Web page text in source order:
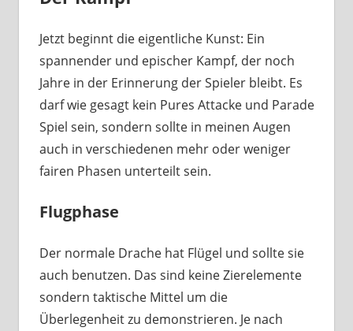
Jetzt beginnt die eigentliche Kunst: Ein
spannender und epischer Kampf, der noch
Jahre in der Erinnerung der Spieler bleibt. Es
darf wie gesagt kein Pures Attacke und Parade
Spiel sein, sondern sollte in meinen Augen
auch in verschiedenen mehr oder weniger
fairen Phasen unterteilt sein.
Flugphase
Der normale Drache hat Flügel und sollte sie
auch benutzen. Das sind keine Zierelemente
sondern taktische Mittel um die
Überlegenheit zu demonstrieren. Je nach